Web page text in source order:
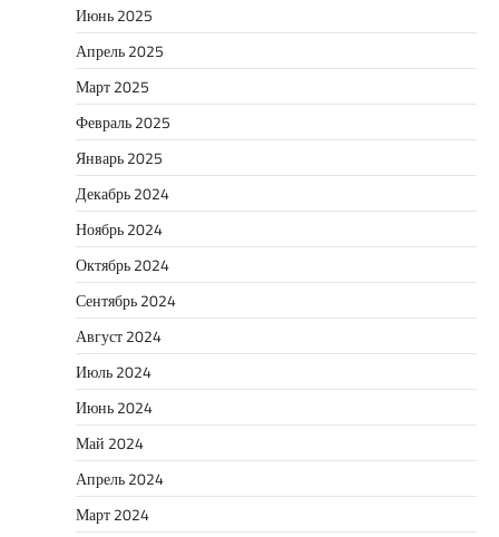
Июнь 2025
Апрель 2025
Март 2025
Февраль 2025
Январь 2025
Декабрь 2024
Ноябрь 2024
Октябрь 2024
Сентябрь 2024
Август 2024
Июль 2024
Июнь 2024
Май 2024
Апрель 2024
Март 2024